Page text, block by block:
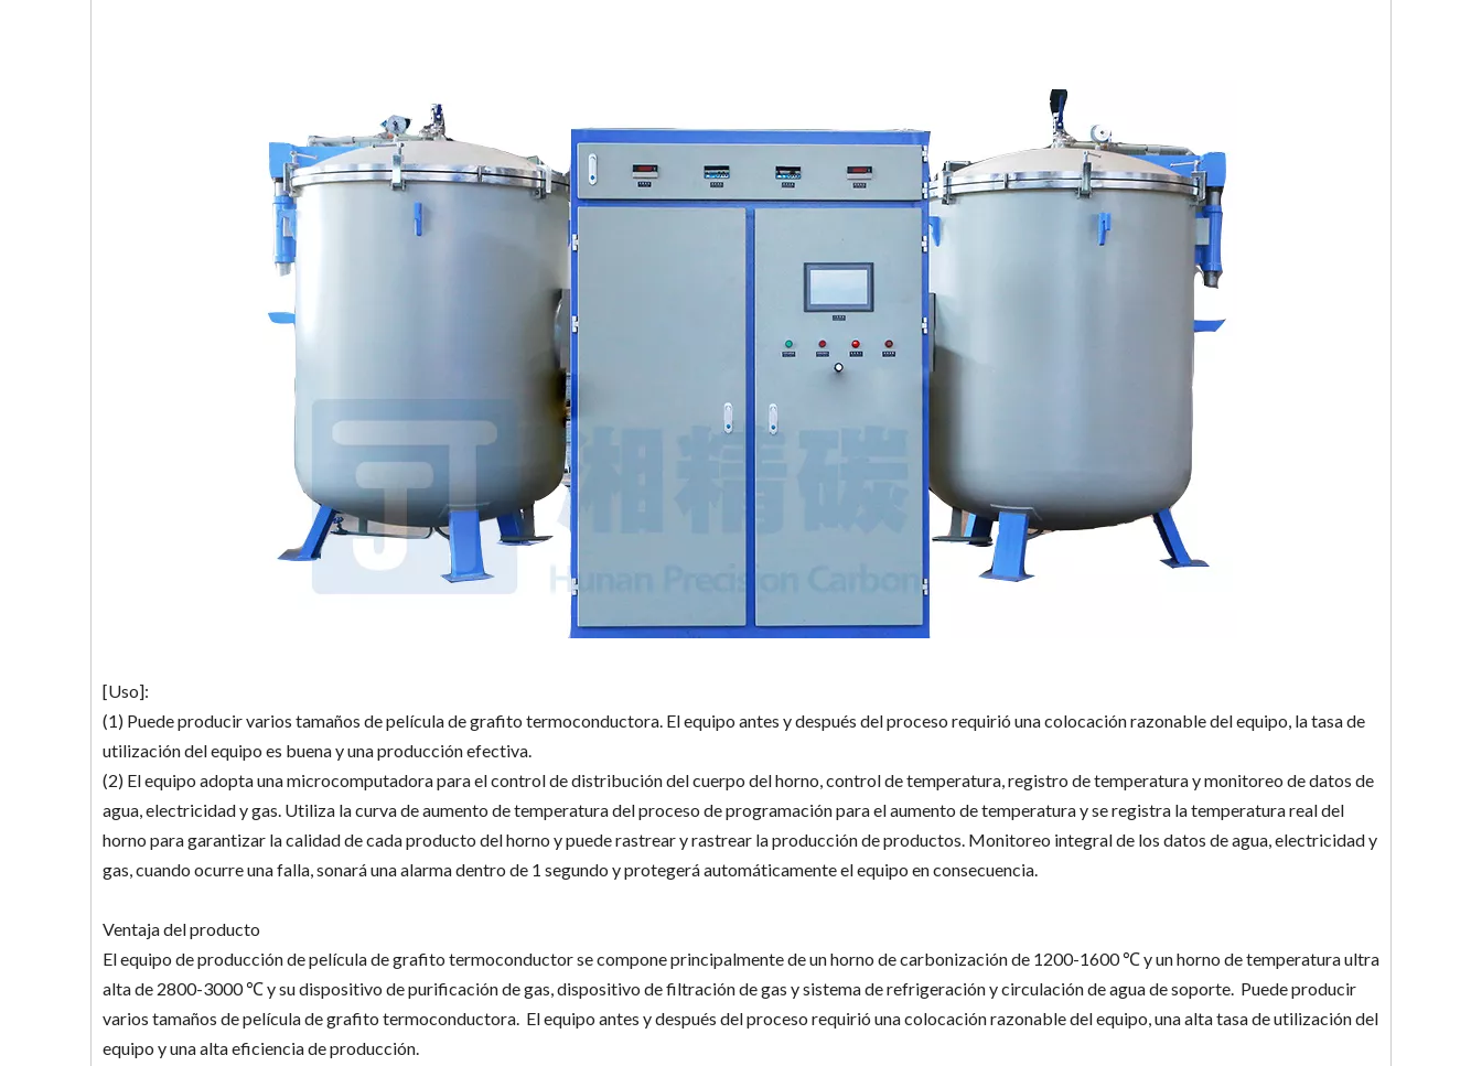
[Uso]:
(1) Puede producir varios tamaños de película de grafito termoconductora. El equipo antes y después del proceso requirió una colocación razonable del equipo, la tasa de
utilización del equipo es buena y una producción efectiva.
(2) El equipo adopta una microcomputadora para el control de distribución del cuerpo del horno, control de temperatura, registro de temperatura y monitoreo de datos de
agua, electricidad y gas. Utiliza la curva de aumento de temperatura del proceso de programación para el aumento de temperatura y se registra la temperatura real del
horno para garantizar la calidad de cada producto del horno y puede rastrear y rastrear la producción de productos. Monitoreo integral de los datos de agua, electricidad y
gas, cuando ocurre una falla, sonará una alarma dentro de 1 segundo y protegerá automáticamente el equipo en consecuencia.
Ventaja del producto
El equipo de producción de película de grafito termoconductor se compone principalmente de un horno de carbonización de 1200-1600 ℃ y un horno de temperatura ultra
alta de 2800-3000 ℃ y su dispositivo de purificación de gas, dispositivo de filtración de gas y sistema de refrigeración y circulación de agua de soporte. Puede producir
varios tamaños de película de grafito termoconductora. El equipo antes y después del proceso requirió una colocación razonable del equipo, una alta tasa de utilización del
equipo y una alta eficiencia de producción.